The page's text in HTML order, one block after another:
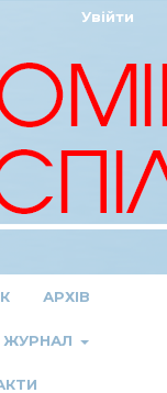
АРХІВ
ЖУРНАЛ
Увійти